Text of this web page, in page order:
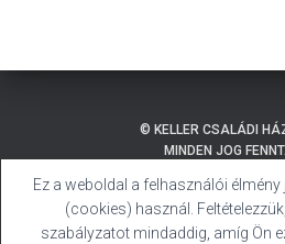
© KELLER CSALÁDI
MINDEN JOG
ADATKEZELÉSI TÁJÉKOZTATÓ
SÜTI (COOKIE) TÁJÉKOZTATÓ
Ez a weboldal a felhasználói
(cookies) használ.
szabályzatot mindaddig, amíg Ön